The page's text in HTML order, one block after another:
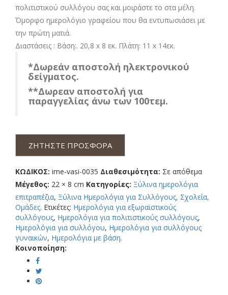
πολιτιστικού συλλόγου σας και μοιράστε το στα μέλη.
Όμορφο ημερολόγιο γραφείου που θα εντυπωσιάσει με
την πρώτη ματιά.
Διαστάσεις : Βάση:. 20,8 x 8 εκ. Πλάτη: 11 x 14εκ.
*Δωρεάν αποστολή ηλεκτρονικού
δείγματος.
**Δωρεαν αποστολή για
παραγγελίας άνω των 100τεμ.
ΖΗΤΗΣΤΕ ΠΡΟΣΦΟΡΑ
ΚΩΔΙΚΟΣ: ime-vasi-0035 Διαθεσιμότητα: Σε απόθεμα
Μέγεθος: 22 × 8 cm Κατηγορίες: Ξύλινα ημερολόγια
επιτραπέζια, Ξύλινα Ημερολόγια για Συλλόγους, Σχολεία,
Ομάδες. Ετικέτες: Ημερολόγια για εξωραϊστικούς
συλλόγους, Ημερολόγια για πολιτιστικούς συλλόγους,
Ημερολόγια για συλλόγου, Ημερολόγια για συλλόγους
γυναικών, Ημερολόγια με βάση.
Κοινοποίηση: